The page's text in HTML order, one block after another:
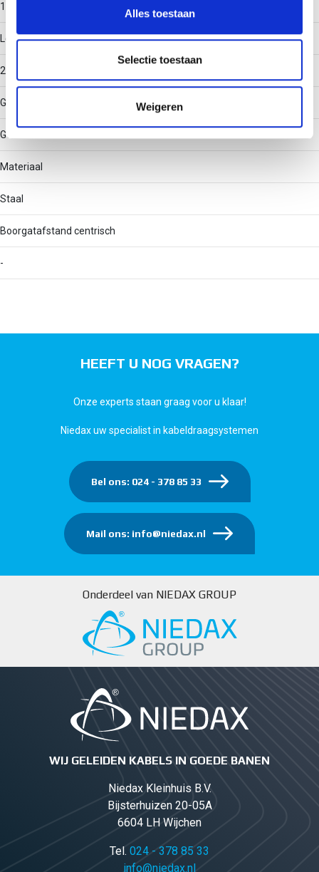
en om ons websiteverkeer te analyseren. Ook delen we
partners voor social media, adverteren en analyse. Deze
partners kunnen deze gegevens combineren met andere
informatie die u aan ze heeft verstrekt of die ze hebben
verzameld op basis van uw gebruik van hun services.
Alles toestaan
Selectie toestaan
Weigeren
1.5
Lengte
2000
Gatvorm
Geen
Materiaal
Staal
Boorgatafstand centrisch
-
HEEFT U NOG VRAGEN?
Onze experts staan graag voor u klaar!
Niedax uw specialist in kabeldraagsystemen
Bel ons: 024 - 378 85 33
Mail ons: info@niedax.nl
Onderdeel van NIEDAX GROUP
WIJ GELEIDEN KABELS IN GOEDE BANEN
Niedax Kleinhuis B.V.
Bijsterhuizen 20-05A
6604 LH Wijchen
Tel. 024 - 378 85 33
info@niedax.nl